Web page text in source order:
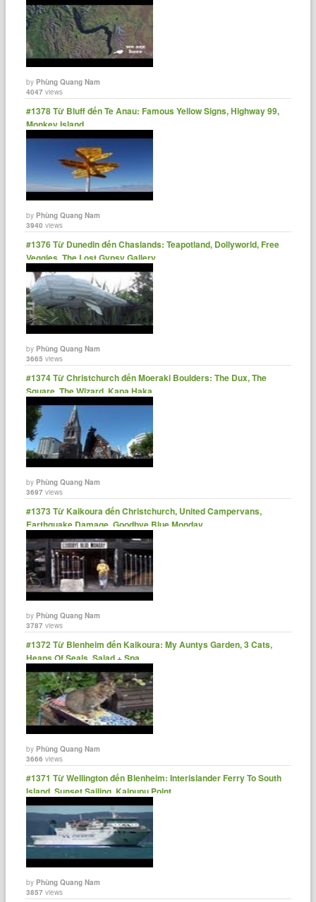
byPhùng Quang Nam
4047 views
#1378 Từ Bluff đến Te Anau: Famous Yellow Signs, Highway 99,
Monkey Island
byPhùng Quang Nam
3940 views
#1376 Từ Dunedin đến Chaslands: Teapotland, Dollyworld, Free
Veggies, The Lost Gypsy Gallery
byPhùng Quang Nam
3665 views
#1374 Từ Christchurch đến Moeraki Boulders: The Dux, The
Square, The Wizard, Kapa Haka
byPhùng Quang Nam
3697 views
#1373 Từ Kaikoura đến Christchurch, United Campervans,
Earthquake Damage, Goodbye Blue Monday.
byPhùng Quang Nam
3787 views
#1372 Từ Blenheim đến Kaikoura: My Auntys Garden, 3 Cats,
Heaps Of Seals, Salad + Spa
byPhùng Quang Nam
3666 views
#1371 Từ Wellington đến Blenheim: Interislander Ferry To South
Island, Sunset Sailing, Kaipupu Point
byPhùng Quang Nam
3857 views